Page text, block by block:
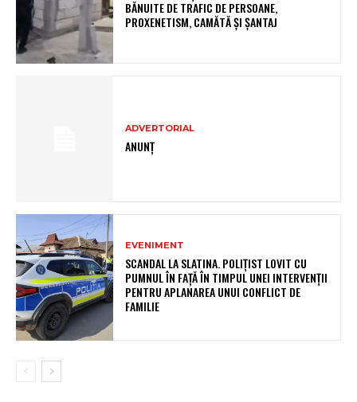
BĂNUITE DE TRAFIC DE PERSOANE,
PROXENETISM, CAMĂTĂ ŞI ŞANTAJ
ADVERTORIAL
ANUNȚ
EVENIMENT
SCANDAL LA SLATINA. POLIȚIST LOVIT CU
PUMNUL ÎN FAȚĂ ÎN TIMPUL UNEI INTERVENȚII
PENTRU APLANAREA UNUI CONFLICT DE
FAMILIE